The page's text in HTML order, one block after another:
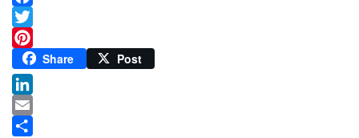
Facebook
Twitter
Pinterest
Share Post
LinkedIn
Email